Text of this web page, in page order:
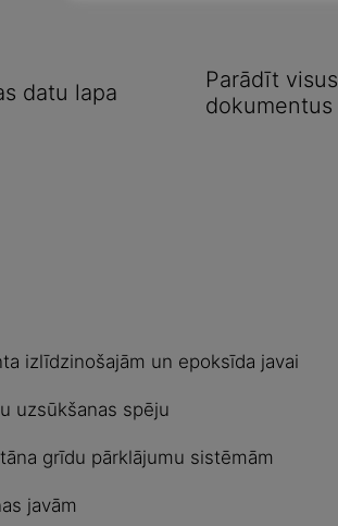
datu lapa
Parādīt visus
dokumentus
izlīdzinošajām un epoksīda javai
uzsūkšanas spēju
grīdu pārklājumu sistēmām
javām